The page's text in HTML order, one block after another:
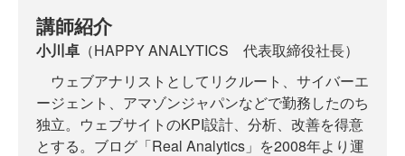
講師紹介
小川卓 （HAPPY ANALYTICS 代表取締役社長）
ウェブアナリストとしてリクルート、サイバーエ
ージェント、アマゾンジャパンなどで勤務したのち
独立。ウェブサイトのKPI設計、分析、改善を得意
とする。ブログ「Real Analytics」を2008年より運